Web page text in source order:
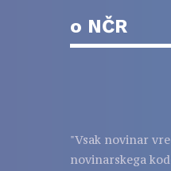
o NČR
"Vsak novinar
novinarskega